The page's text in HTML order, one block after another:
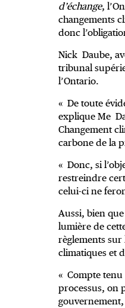
d’échange,
changements
donc
Nick Daube,
tribunal
l’Ontario.
« De toute
explique Me
Changement
carbone de la
« Donc, si
restreindre
celui-ci ne
Aussi, bien
lumière de
règlements sur
climatiques et
« Compte tenu
processus, on